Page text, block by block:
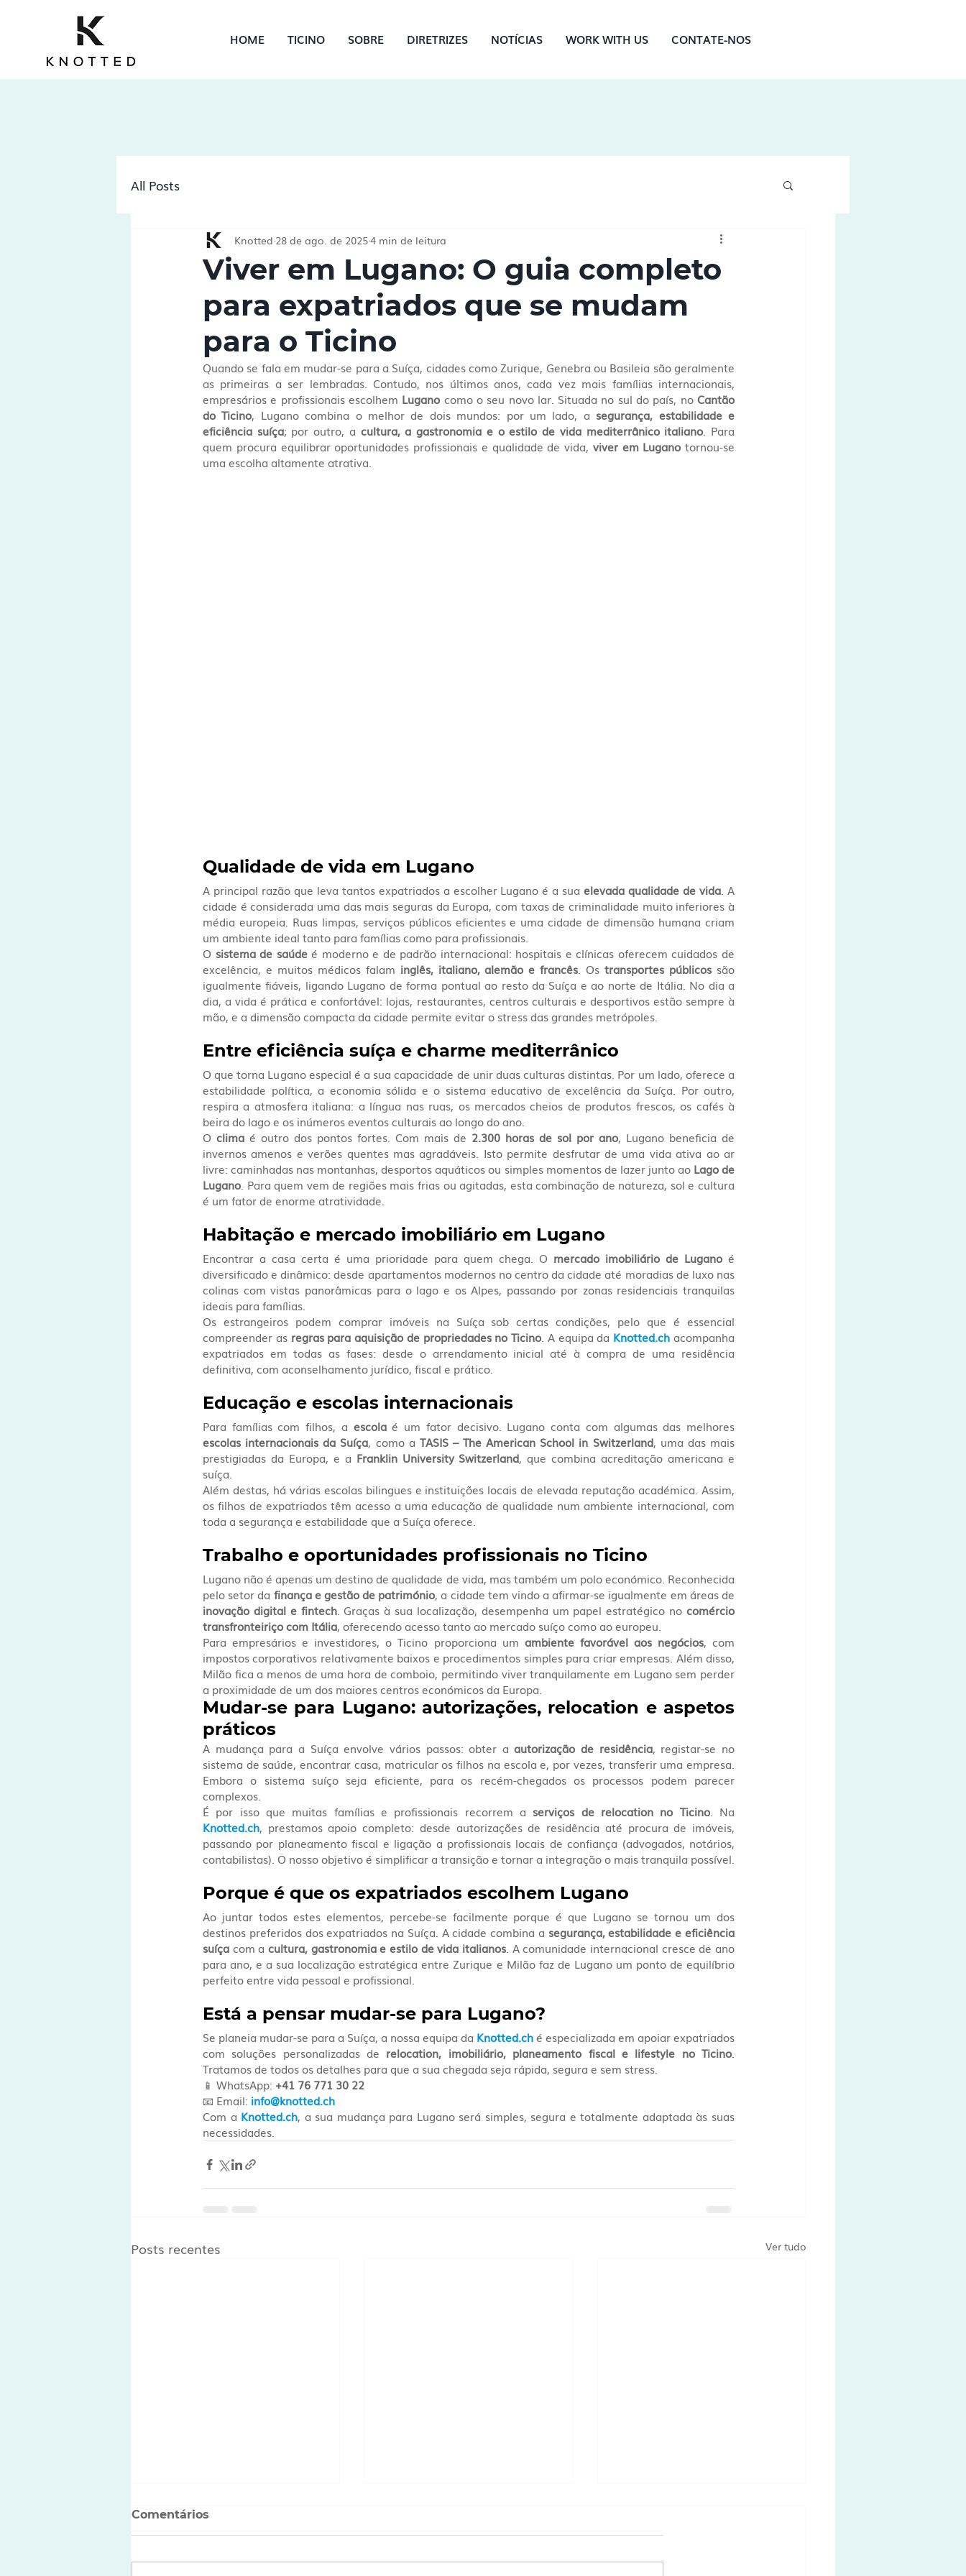
HOME TICINO SOBRE DIRETRIZES NOTÍCIAS WORK WITH US CONTATE-NOS
All Posts
Viver em Lugano: O guia completo
para expatriados que se mudam
para o Ticino
Knotted 28 de ago. de 20254 min de leitura
Quando se fala em mudar-se para a Suíça, cidades como Zurique, Genebra ou Basileia são geralmente
as primeiras a ser lembradas. Contudo, nos últimos anos, cada vez mais famílias internacionais,
empresários e profissionais escolhem Lugano como o seu novo lar. Situada no sul do país, no Cantão
do Ticino, Lugano combina o melhor de dois mundos: por um lado, a segurança, estabilidade e
eficiência suíça; por outro, a cultura, a gastronomia e o estilo de vida mediterrânico italiano . Para
quem procura equilibrar oportunidades profissionais e qualidade de vida, viver em Lugano tornou-se
uma escolha altamente atrativa.
Qualidade de vida em Lugano
A principal razão que leva tantos expatriados a escolher Lugano é a sua elevada qualidade de vida . A
cidade é considerada uma das mais seguras da Europa, com taxas de criminalidade muito inferiores à
média europeia. Ruas limpas, serviços públicos eficientes e uma cidade de dimensão humana criam
um ambiente ideal tanto para famílias como para profissionais.
O sistema de saúde é moderno e de padrão internacional: hospitais e clínicas oferecem cuidados de
excelência, e muitos médicos falam inglês, italiano, alemão e francês . Os transportes públicos são
igualmente fiáveis, ligando Lugano de forma pontual ao resto da Suíça e ao norte de Itália. No dia a
dia, a vida é prática e confortável: lojas, restaurantes, centros culturais e desportivos estão sempre à
mão, e a dimensão compacta da cidade permite evitar o stress das grandes metrópoles.
Entre eficiência suíça e charme mediterrânico
O que torna Lugano especial é a sua capacidade de unir duas culturas distintas. Por um lado, oferece a
estabilidade política, a economia sólida e o sistema educativo de excelência da Suíça. Por outro,
respira a atmosfera italiana: a língua nas ruas, os mercados cheios de produtos frescos, os cafés à
beira do lago e os inúmeros eventos culturais ao longo do ano.
O clima é outro dos pontos fortes. Com mais de 2.300 horas de sol por ano, Lugano beneficia de
invernos amenos e verões quentes mas agradáveis. Isto permite desfrutar de uma vida ativa ao ar
livre: caminhadas nas montanhas, desportos aquáticos ou simples momentos de lazer junto ao Lago de
Lugano . Para quem vem de regiões mais frias ou agitadas, esta combinação de natureza, sol e cultura
é um fator de enorme atratividade.
Habitação e mercado imobiliário em Lugano
Encontrar a casa certa é uma prioridade para quem chega. O mercado imobiliário de Lugano é
diversificado e dinâmico: desde apartamentos modernos no centro da cidade até moradias de luxo nas
colinas com vistas panorâmicas para o lago e os Alpes, passando por zonas residenciais tranquilas
ideais para famílias.
Os estrangeiros podem comprar imóveis na Suíça sob certas condições, pelo que é essencial
compreender as regras para aquisição de propriedades no Ticino . A equipa da Knotted.ch acompanha
expatriados em todas as fases: desde o arrendamento inicial até à compra de uma residência
definitiva, com aconselhamento jurídico, fiscal e prático.
Educação e escolas internacionais
Para famílias com filhos, a escola
escolas internacionais da Suíça, como a TASIS – The American School in Switzerland, uma das mais
prestigiadas da Europa, e a Franklin University Switzerland, que combina acreditação americana e
suíça.
Além destas, há várias escolas bilingues e instituições locais de elevada reputação académica. Assim,
os filhos de expatriados têm acesso a uma educação de qualidade num ambiente internacional, com
toda a segurança e estabilidade que a Suíça oferece.
Trabalho e oportunidades profissionais no Ticino
Lugano não é apenas um destino de qualidade de vida, mas também um polo económico. Reconhecida
pelo setor da finança e gestão de património
inovação digital e fintech. Graças à sua localização, desempenha um papel estratégico no comércio
transfronteiriço com Itália, oferecendo acesso tanto ao mercado suíço como ao europeu.
Para empresários e investidores, o Ticino proporciona um ambiente favorável aos negócios, com
impostos corporativos relativamente baixos e procedimentos simples para criar empresas. Além disso,
Milão fica a menos de uma hora de comboio, permitindo viver tranquilamente em Lugano sem perder
a proximidade de um dos maiores centros económicos da Europa.
Mudar-se para Lugano: autorizações, relocation e aspetos
práticos
A mudança para a Suíça envolve vários passos: obter a autorização de residência, registar-se no
sistema de saúde, encontrar casa, matricular os filhos na escola e, por vezes, transferir uma empresa.
Embora o sistema suíço seja eficiente, para os recém-chegados os processos podem parecer
complexos.
É por isso que muitas famílias e profissionais recorrem a serviços de relocation no Ticino
Knotted.ch, prestamos apoio completo: desde autorizações de residência até procura de imóveis,
passando por planeamento fiscal e ligação a profissionais locais de confiança (advogados, notários,
contabilistas). O nosso objetivo é simplificar a transição e tornar a integração o mais tranquila possível.
Porque é que os expatriados escolhem Lugano
Ao juntar todos estes elementos, percebe-se facilmente porque é que Lugano se tornou um dos
destinos preferidos dos expatriados na Suíça. A cidade combina a segurança, estabilidade e eficiência
suíça com a cultura, gastronomia e estilo de vida italianos . A comunidade internacional cresce de ano
para ano, e a sua localização estratégica entre Zurique e Milão faz de Lugano um ponto de equilíbrio
perfeito entre vida pessoal e profissional.
Está a pensar mudar-se para Lugano?
Se planeia mudar-se para a Suíça, a nossa equipa da Knotted.ch é especializada em apoiar expatriados
com soluções personalizadas de relocation, imobiliário, planeamento fiscal e lifestyle no Ticino
Tratamos de todos os detalhes para que a sua chegada seja rápida, segura e sem stress.
📱 WhatsApp: +41 76 771 30 22
📧 Email: info@knotted.ch
Com a Knotted.ch, a sua mudança para Lugano será simples, segura e totalmente adaptada às suas
necessidades.
Posts recentes Ver tudo
Comentários